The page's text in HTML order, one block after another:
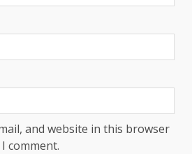
and website in this browser
comment.